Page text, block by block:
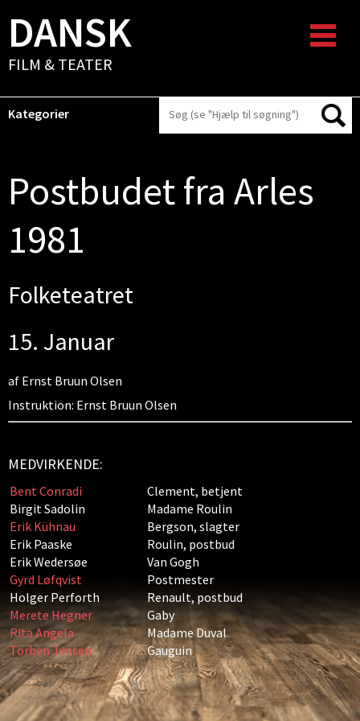
DANSK
FILM & TEATER
Kategorier
Postbudet fra Arles
1981
Folketeatret
15. Januar
af Ernst Bruun Olsen
Instruktion: Ernst Bruun Olsen
MEDVIRKENDE:
Bent Conradi
Clement, betjent
Birgit Sadolin
Madame Roulin
Erik Kühnau
Bergson, slagter
Erik Paaske
Roulin, postbud
Erik Wedersøe
Van Gogh
Gyrd Løfqvist
Postmester
Holger Perforth
Renault, postbud
Merete Hegner
Gaby
Rita Angela
Madame Duval
Torben Jensen
Gauguin